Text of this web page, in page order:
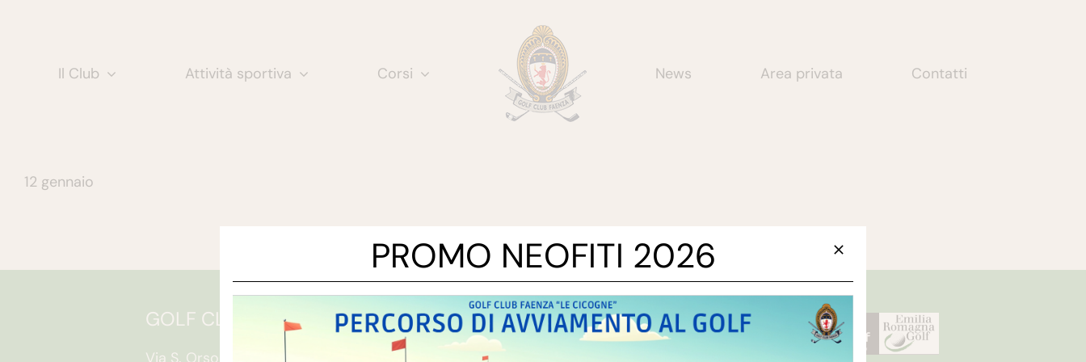
contenuto
Il Club Attività sportiva Corsi News Area privata Contatti
12 gennaio
GOLF CLUB FAENZA
Via S. Orsola, 10/e
ORARI
Segreteria
NOTE
PROMO NEOFITI 2026